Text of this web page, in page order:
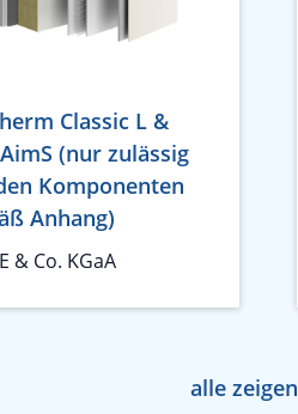
Classic L &
(nur zulässig
Komponenten
Anhang)
& Co. KGaA
alle zeigen